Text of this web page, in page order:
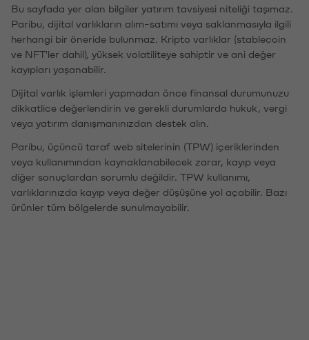
Bu sayfada yer alan bilgiler yatırım tavsiyesi niteliği taşımaz.
Paribu, dijital varlıkların alım-satımı veya saklanmasıyla ilgili
herhangi bir öneride bulunmaz. Kripto varlıklar (stablecoin
ve NFT'ler dahil), yüksek volatiliteye sahiptir ve ani değer
kayıpları yaşanabilir.
Dijital varlık işlemleri yapmadan önce finansal durumunuzu
dikkatlice değerlendirin ve gerekli durumlarda hukuk, vergi
veya yatırım danışmanınızdan destek alın.
Paribu, üçüncü taraf web sitelerinin (TPW) içeriklerinden
veya kullanımından kaynaklanabilecek zarar, kayıp veya
diğer sonuçlardan sorumlu değildir. TPW kullanımı,
varlıklarınızda kayıp veya değer düşüşüne yol açabilir. Bazı
ürünler tüm bölgelerde sunulmayabilir.